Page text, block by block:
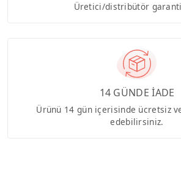
Üretici/distribütör
14 GÜNDE İADE
Ürünü 14 gün içerisinde ücretsiz
edebilirsiniz.